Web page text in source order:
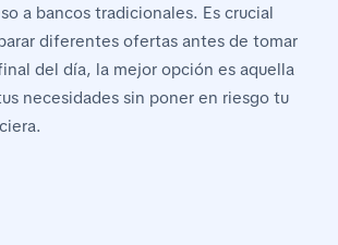
a bancos tradicionales. Es crucial
diferentes ofertas antes de tomar
del día, la mejor opción es aquella
necesidades sin poner en riesgo tu